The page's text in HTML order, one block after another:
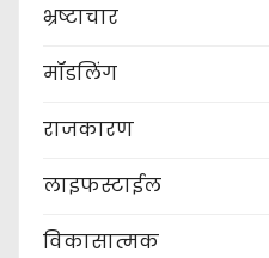
भ्रष्टाचार
मॉडलिंग
राजकारण
लाइफस्टाईल
विकासात्मक